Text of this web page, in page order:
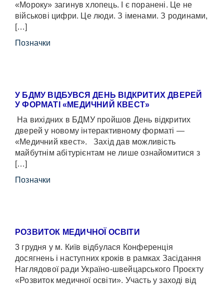
«Мороку» загинув хлопець. І є поранені. Це не
військові цифри. Це люди. З іменами. З родинами,
[…]
Позначки
У БДМУ ВІДБУВСЯ ДЕНЬ ВІДКРИТИХ ДВЕРЕЙ
У ФОРМАТІ «МЕДИЧНИЙ КВЕСТ»
На вихідних в БДМУ пройшов День відкритих
дверей у новому інтерактивному форматі —
«Медичний квест». Захід дав можливість
майбутнім абітурієнтам не лише ознайомитися з
[…]
Позначки
РОЗВИТОК МЕДИЧНОЇ ОСВІТИ
3 грудня у м. Київ відбулася Конференція
досягнень і наступних кроків в рамках Засідання
Наглядової ради Україно-швейцарського Проєкту
«Розвиток медичної освіти». Участь у заході від